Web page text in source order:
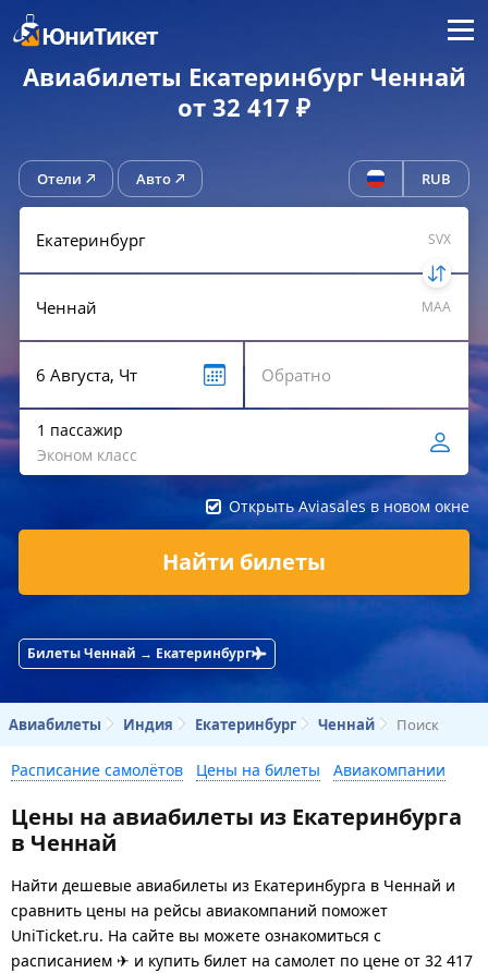
ЮниТикет Меню
Авиабилеты Екатеринбург Ченнай
от 32 417 ₽
Отели Авто RUB
SVX
MAA
1 пассажир
Эконом класс
Открыть Aviasales в новом окне
Найти билеты
Билеты Ченнай → Екатеринбург
Авиабилеты Индия Екатеринбург Ченнай Поиск
Расписание самолётов Цены на билеты Авиакомпании
Цены на авиабилеты из Екатеринбурга
в Ченнай
Найти дешевые авиабилеты из Екатеринбурга в Ченнай и
сравнить цены на рейсы авиакомпаний поможет
UniTicket.ru. На сайте вы можете ознакомиться с
расписанием ✈ и купить билет на самолет по цене от 32 417